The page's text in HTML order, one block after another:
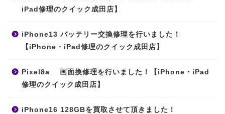
iPad修理のクイック成田店】
iPhone13 バッテリー交換修理を行いました！
【iPhone・iPad修理のクイック成田店】
Pixel8a 画面換修理を行いました！【iPhone・iPad
修理のクイック成田店】
iPhone16 128GBを買取させて頂きました！